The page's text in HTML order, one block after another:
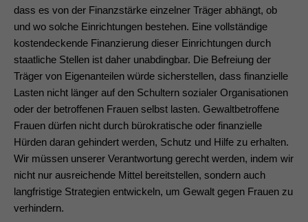
dass es von der Finanzstärke einzelner Träger abhängt, ob
und wo solche Einrichtungen bestehen. Eine vollständige
kostendeckende Finanzierung dieser Einrichtungen durch
staatliche Stellen ist daher unabdingbar. Die Befreiung der
Träger von Eigenanteilen würde sicherstellen, dass finanzielle
Lasten nicht länger auf den Schultern sozialer Organisationen
oder der betroffenen Frauen selbst lasten. Gewaltbetroffene
Frauen dürfen nicht durch bürokratische oder finanzielle
Hürden daran gehindert werden, Schutz und Hilfe zu erhalten.
Wir müssen unserer Verantwortung gerecht werden, indem wir
nicht nur ausreichende Mittel bereitstellen, sondern auch
langfristige Strategien entwickeln, um Gewalt gegen Frauen zu
verhindern.